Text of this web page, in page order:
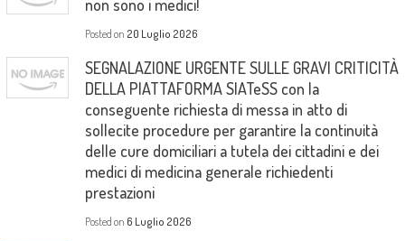
non sono i medici!
Posted on 20 Luglio 2026
SEGNALAZIONE URGENTE SULLE GRAVI CRITICITÀ
DELLA PIATTAFORMA SIATeSS con la
conseguente richiesta di messa in atto di
sollecite procedure per garantire la continuità
delle cure domiciliari a tutela dei cittadini e dei
medici di medicina generale richiedenti
prestazioni
Posted on 6 Luglio 2026